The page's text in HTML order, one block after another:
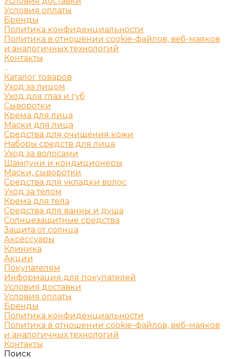
Условия оплаты
Бренды
Политика конфиденциальности
Политика в отношении cookie-файлов, веб-маяков
и аналогичных технологий
Контакты
...
Каталог товаров
Уход за лицом
Уход для глаз и губ
Сыворотки
Крема для лица
Маски для лица
Средства для очищения кожи
Наборы средств для лица
Уход за волосами
Шампуни и кондиционеры
Маски, сыворотки
Средства для укладки волос
Уход за телом
Крема для тела
Средства для ванны и душа
Солнцезащитные средства
Защита от солнца
Аксессуары
Клиника
Акции
Покупателям
Информация для покупателей
Условия доставки
Условия оплаты
Бренды
Политика конфиденциальности
Политика в отношении cookie-файлов, веб-маяков
и аналогичных технологий
Контакты
Поиск